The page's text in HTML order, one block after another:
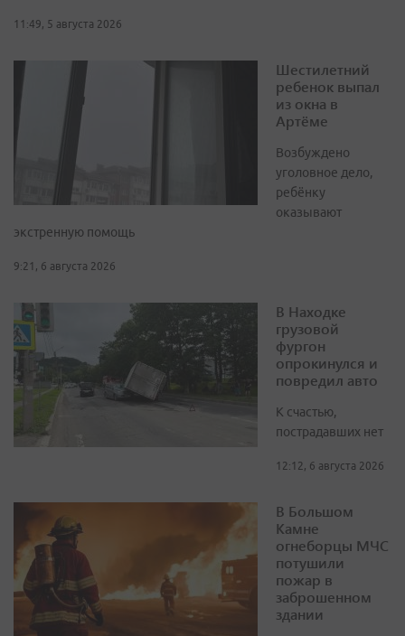
11:49, 5 августа 2026
Шестилетний
ребенок выпал
из окна в
Артёме
Возбуждено
уголовное дело,
ребёнку
оказывают
экстренную помощь
9:21, 6 августа 2026
В Находке
грузовой
фургон
опрокинулся и
повредил авто
К счастью,
пострадавших нет
12:12, 6 августа 2026
В Большом
Камне
огнеборцы МЧС
потушили
пожар в
заброшенном
здании